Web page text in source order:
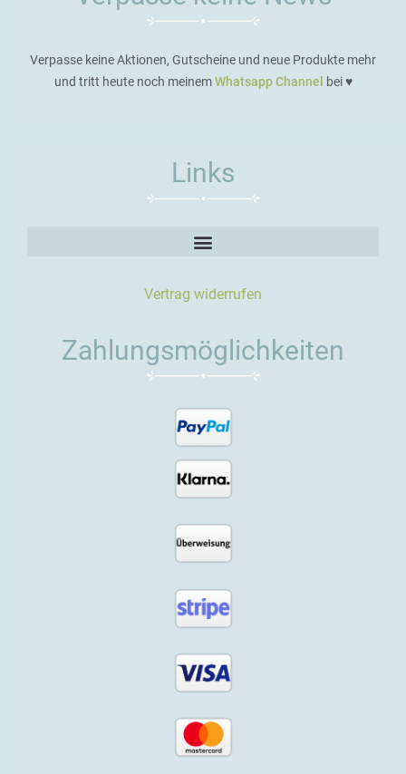
Verpasse keine Aktionen, Gutscheine und neue Produkte mehr
und tritt heute noch meinemWhatsapp Channel bei ♥️
Links
Vertrag widerrufen
Zahlungsmöglichkeiten